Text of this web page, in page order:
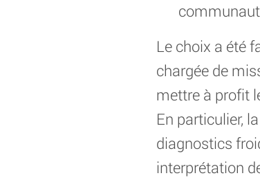
Le choix a été
chargée de
mettre à profit
En particulier,
diagnostics
interprétation